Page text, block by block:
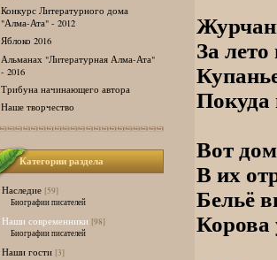
Конкурс Литературного дома
"Алма-Ата" - 2012
Яблоко 2016
Альманах "Литературная Алма-Ата"
- 2016
Трибуна начинающего автора
Наше творчество
Категории раздела
Наследие [59]
Биографии писателей
Наши современники [98]
Биографии писателей
Наши гости [3]
За
Покуда
Вот
В их
Бельё
Корова